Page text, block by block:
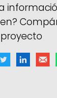
proyecto